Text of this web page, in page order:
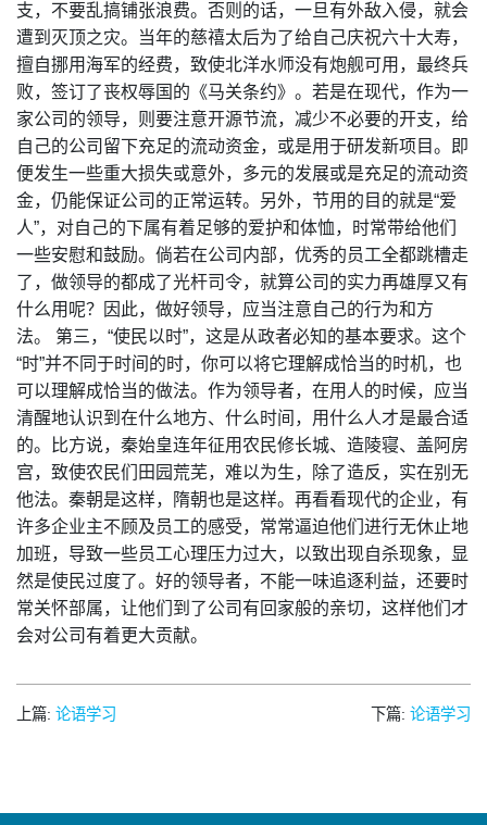
支，不要乱搞铺张浪费。否则的话，一旦有外敌入侵，就会
遭到灭顶之灾。当年的慈禧太后为了给自己庆祝六十大寿，
擅自挪用海军的经费，致使北洋水师没有炮舰可用，最终兵
败，签订了丧权辱国的《马关条约》。若是在现代，作为一
家公司的领导，则要注意开源节流，减少不必要的开支，给
自己的公司留下充足的流动资金，或是用于研发新项目。即
便发生一些重大损失或意外，多元的发展或是充足的流动资
金，仍能保证公司的正常运转。另外，节用的目的就是“爱
人”，对自己的下属有着足够的爱护和体恤，时常带给他们
一些安慰和鼓励。倘若在公司内部，优秀的员工全都跳槽走
了，做领导的都成了光杆司令，就算公司的实力再雄厚又有
什么用呢？因此，做好领导，应当注意自己的行为和方
法。 第三，“使民以时”，这是从政者必知的基本要求。这个
“时”并不同于时间的时，你可以将它理解成恰当的时机，也
可以理解成恰当的做法。作为领导者，在用人的时候，应当
清醒地认识到在什么地方、什么时间，用什么人才是最合适
的。比方说，秦始皇连年征用农民修长城、造陵寝、盖阿房
宫，致使农民们田园荒芜，难以为生，除了造反，实在别无
他法。秦朝是这样，隋朝也是这样。再看看现代的企业，有
许多企业主不顾及员工的感受，常常逼迫他们进行无休止地
加班，导致一些员工心理压力过大，以致出现自杀现象，显
然是使民过度了。好的领导者，不能一味追逐利益，还要时
常关怀部属，让他们到了公司有回家般的亲切，这样他们才
会对公司有着更大贡献。
上篇: 论语学习 下篇: 论语学习